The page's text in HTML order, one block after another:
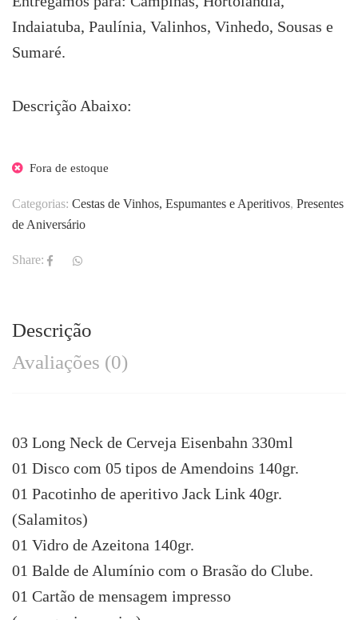
Indaiatuba, Paulínia, Valinhos, Vinhedo, Sousas e
Sumaré.
Descrição Abaixo:
Fora de estoque
Categorias: Cestas de Vinhos, Espumantes e Aperitivos, Presentes
de Aniversário
Share:
Descrição
Avaliações (0)
03 Long Neck de Cerveja Eisenbahn 330ml
01 Disco com 05 tipos de Amendoins 140gr.
01 Pacotinho de aperitivo Jack Link 40gr.
(Salamitos)
01 Vidro de Azeitona 140gr.
01 Balde de Alumínio com o Brasão do Clube.
01 Cartão de mensagem impresso